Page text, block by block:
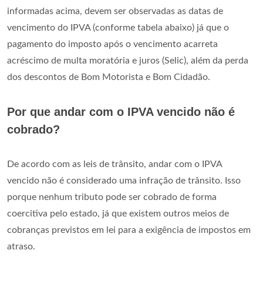
informadas acima, devem ser observadas as datas de
vencimento do IPVA (conforme tabela abaixo) já que o
pagamento do imposto após o vencimento acarreta
acréscimo de multa moratória e juros (Selic), além da perda
dos descontos de Bom Motorista e Bom Cidadão.
Por que andar com o IPVA vencido não é
cobrado?
De acordo com as leis de trânsito, andar com o IPVA
vencido não é considerado uma infração de trânsito. Isso
porque nenhum tributo pode ser cobrado de forma
coercitiva pelo estado, já que existem outros meios de
cobranças previstos em lei para a exigência de impostos em
atraso.